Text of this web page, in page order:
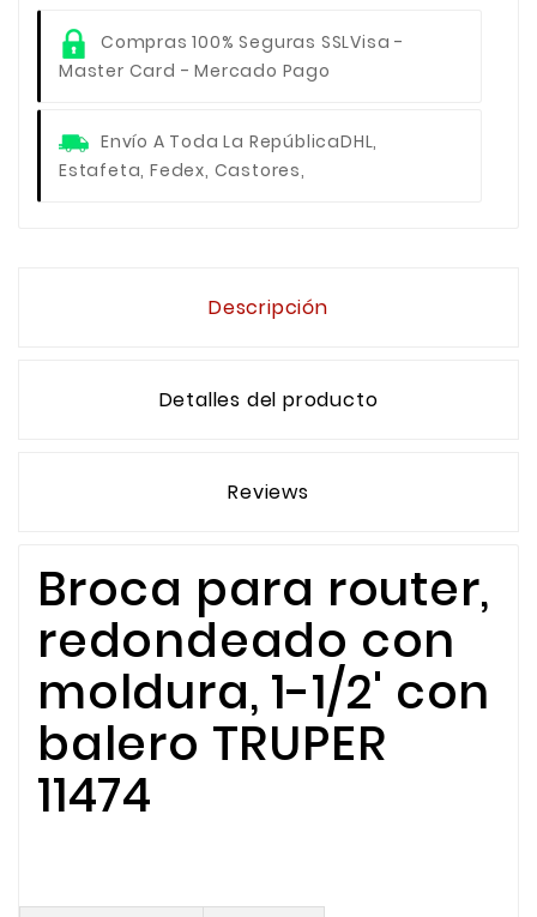
Compras 100% Seguras SSLVisa -
Master Card - Mercado Pago
Envío A Toda La RepúblicaDHL,
Estafeta, Fedex, Castores,
Descripción
Detalles del producto
Reviews
Broca para router,
redondeado con
moldura, 1-1/2' con
balero TRUPER
11474